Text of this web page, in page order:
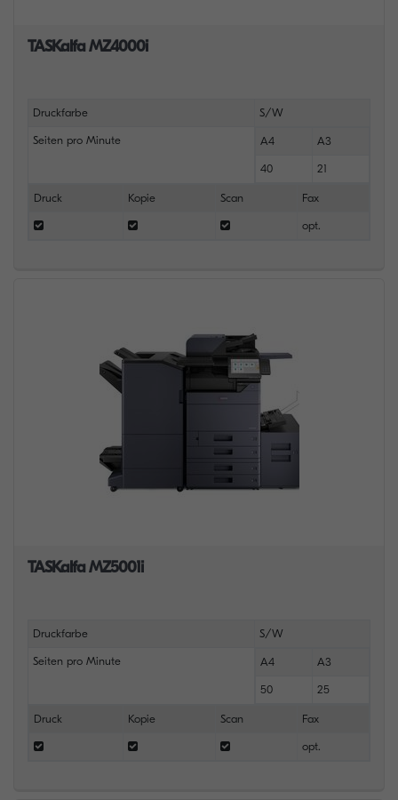
TASKalfa MZ4000i
Druckfarbe S/W
Seiten pro Minute A4 A3
40 21
Druck Kopie Scan Fax
opt.
TASKalfa MZ5001i
Druckfarbe S/W
Seiten pro Minute A4 A3
50 25
Druck Kopie Scan Fax
opt.